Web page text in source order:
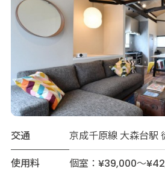
交通
京成千原線 大森台駅
使用料
個室：¥39,000～